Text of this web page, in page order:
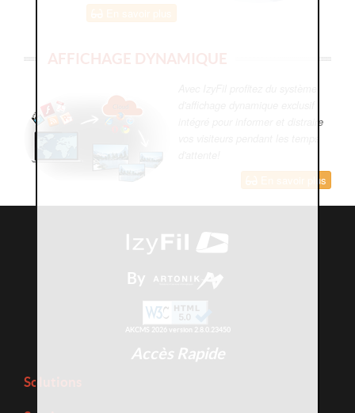
AFFICHAGE DYNAMIQUE
intégré pour informer et distraire
En savoir plus
By
AKCMS 2026 version 2.8.0.23450
Accès Rapide
Solutions